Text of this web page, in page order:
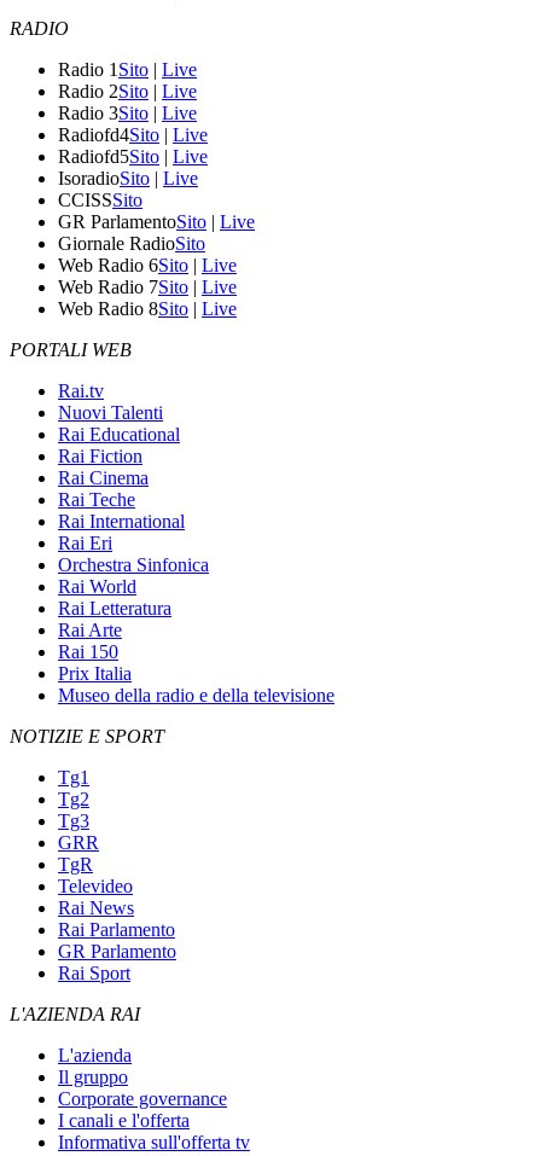
RADIO
Radio 1 Sito | Live
Radio 2Sito | Live
Radio 3Sito | Live
Radiofd4Sito | Live
Radiofd5Sito | Live
IsoradioSito | Live
CCISSSito
GR ParlamentoSito | Live
Giornale RadioSito
Web Radio 6Sito | Live
Web Radio 7Sito | Live
Web Radio 8Sito | Live
PORTALI WEB
Rai.tv
Nuovi Talenti
Rai Educational
Rai Fiction
Rai Cinema
Rai Teche
Rai International
Rai Eri
Orchestra Sinfonica
Rai World
Rai Letteratura
Rai Arte
Rai 150
Prix Italia
Museo della radio e della televisione
NOTIZIE E SPORT
Tg1
Tg2
Tg3
GRR
TgR
Televideo
Rai News
Rai Parlamento
GR Parlamento
Rai Sport
L'AZIENDA RAI
L'azienda
Il gruppo
Corporate governance
I canali e l'offerta
Informativa sull'offerta tv